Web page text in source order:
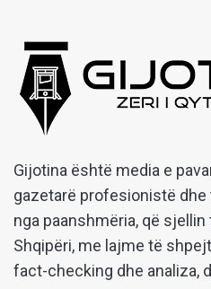
Gijotina është media e
gazetarë profesionistë dhe
nga paanshmëria, që
Shqipëri, me lajme të
fact-checking dhe analiza,